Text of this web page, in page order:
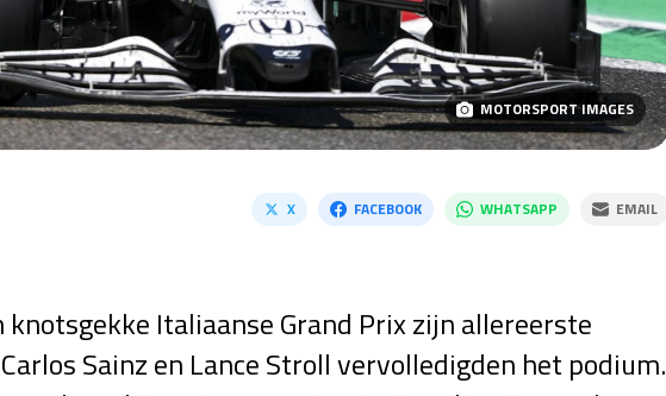
MOTORSPORT IMAGES
X FACEBOOK WHATSAPP EMAIL
knotsgekke Italiaanse Grand Prix zijn allereerste
Sainz en Lance Stroll vervolledigden het podium.